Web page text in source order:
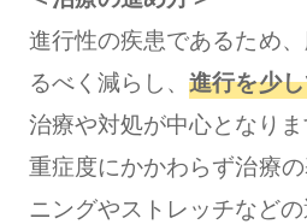
進行性の疾患であるため
るべく減らし、進行を少
治療や対処が中心となりま
重症度にかかわらず治療
ニングやストレッチなどの